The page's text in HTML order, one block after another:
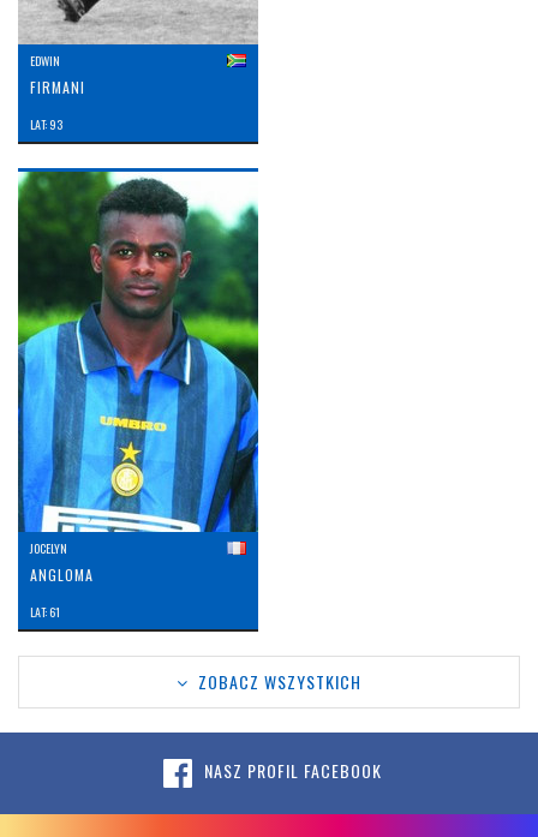
EDWIN
FIRMANI
LAT: 93
JOCELYN
ANGLOMA
LAT: 61
ZOBACZ WSZYSTKICH
NASZ PROFIL FACEBOOK